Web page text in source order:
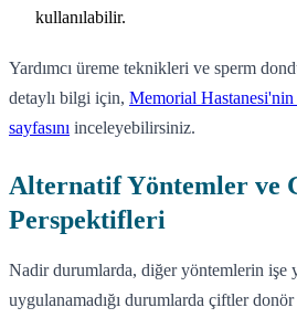
kullanılabilir.
Yardımcı üreme teknikleri ve sperm
detaylı bilgi için, Memorial
sayfasını inceleyebilirsiniz.
Alternatif Yöntemler ve
Perspektifleri
Nadir durumlarda, diğer yöntemlerin işe
uygulanamadığı durumlarda çiftler donör